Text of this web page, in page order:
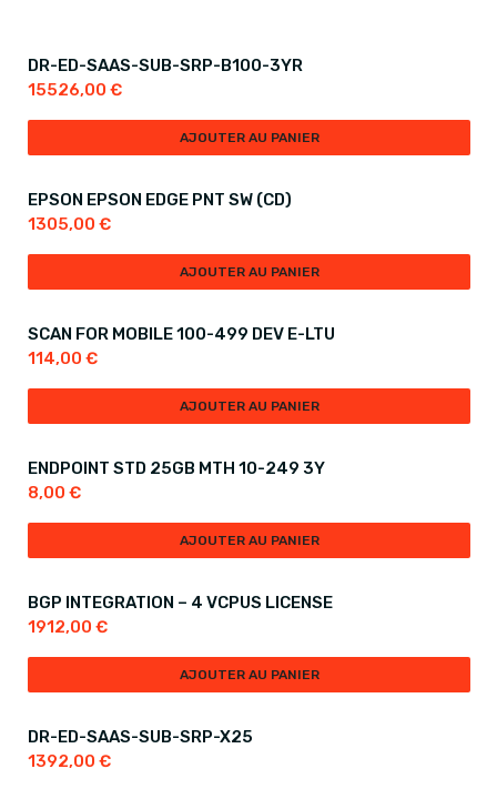
DR-ED-SAAS-SUB-SRP-B100-3YR
15526,00 €
AJOUTER AU PANIER
EPSON EPSON EDGE PNT SW (CD)
1305,00 €
AJOUTER AU PANIER
SCAN FOR MOBILE 100-499 DEV E-LTU
114,00 €
AJOUTER AU PANIER
ENDPOINT STD 25GB MTH 10-249 3Y
8,00 €
AJOUTER AU PANIER
BGP INTEGRATION – 4 VCPUS LICENSE
1912,00 €
AJOUTER AU PANIER
DR-ED-SAAS-SUB-SRP-X25
1392,00 €